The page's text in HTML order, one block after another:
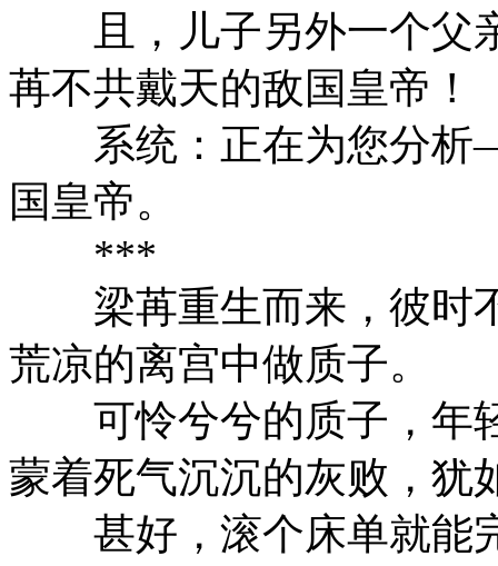
且，儿子另外一个父
苒不共戴天的敌国皇帝！
系统：正在为您分析
国皇帝。
***
梁苒重生而来，彼时
荒凉的离宫中做质子。
可怜兮兮的质子，年
蒙着死气沉沉的灰败，犹
甚好，滚个床单就能